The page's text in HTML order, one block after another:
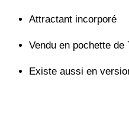
Attractant incorporé
Vendu en pochette de
Existe aussi en